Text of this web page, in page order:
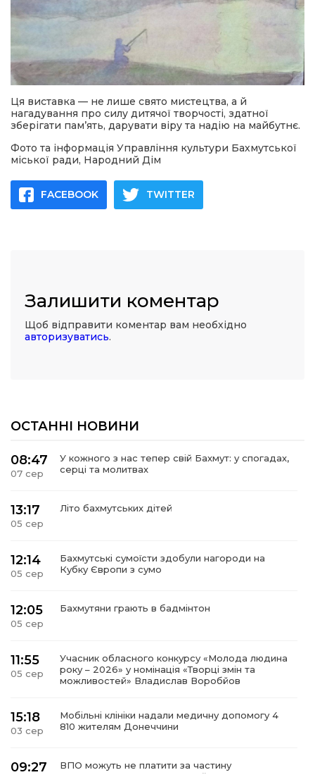
Ця виставка — не лише свято мистецтва, а й
нагадування про силу дитячої творчості, здатної
зберігати пам’ять, дарувати віру та надію на майбутнє.
Фото та інформація Управління культури Бахмутської
міської ради, Народний Дім
FACEBOOK TWITTER
Залишити коментар
Щоб відправити коментар вам необхідно
авторизуватись.
ОСТАННІ НОВИНИ
08:47
07 сер
У кожного з нас тепер свій Бахмут: у спогадах,
серці та молитвах
13:17
05 сер
Літо бахмутських дітей
12:14
05 сер
Бахмутські сумоїсти здобули нагороди на
Кубку Європи з сумо
12:05
05 сер
Бахмутяни грають в бадмінтон
11:55
05 сер
Учасник обласного конкурсу «Молода людина
року – 2026» у номінація «Творці змін та
можливостей» Владислав Воробйов
15:18
03 сер
Мобільні клініки надали медичну допомогу 4
810 жителям Донеччини
09:27
ВПО можуть не платити за частину
комунальних послуг: про що йдеться